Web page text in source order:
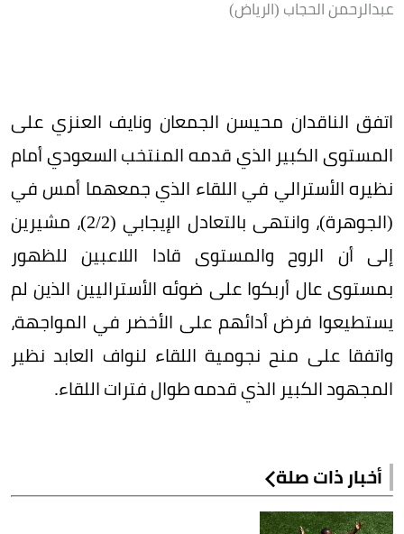
عبدالرحمن الحجاب (الرياض)
اتفق الناقدان محيسن الجمعان ونايف العنزي على
المستوى الكبير الذي قدمه المنتخب السعودي أمام
نظيره الأسترالي في اللقاء الذي جمعهما أمس في
(الجوهرة)، وانتهى بالتعادل الإيجابي (2/2)، مشيرين
إلى أن الروح والمستوى قادا اللاعبين للظهور
بمستوى عال أربكوا على ضوئه الأستراليين الذين لم
يستطيعوا فرض أدائهم على الأخضر في المواجهة،
واتفقا على منح نجومية اللقاء لنواف العابد نظير
المجهود الكبير الذي قدمه طوال فترات اللقاء.
أخبار ذات صلة